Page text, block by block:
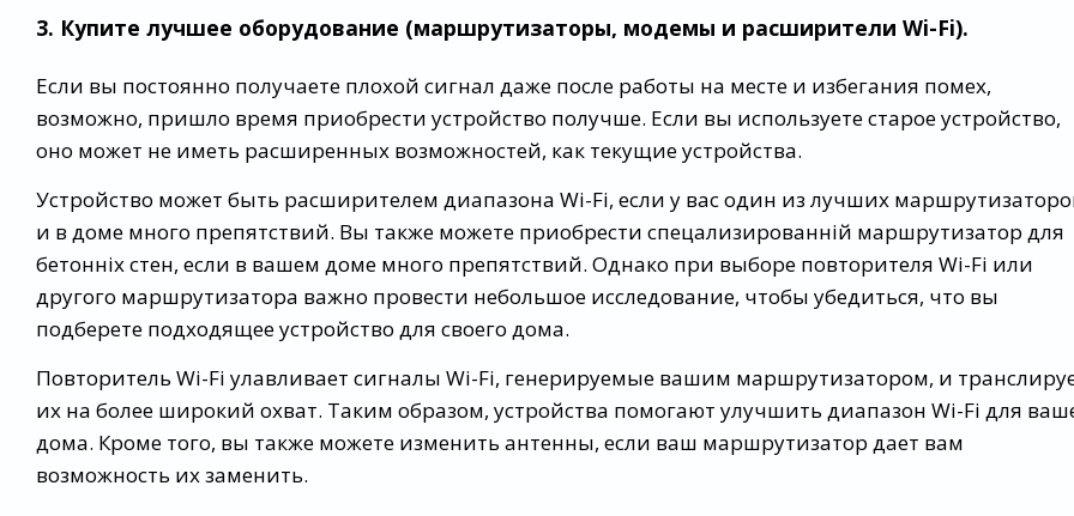
3. Купите лучшее оборудование (маршрутизаторы, модемы и расширители Wi-Fi).
Если вы постоянно получаете плохой сигнал даже после работы на месте и избегания помех,
возможно, пришло время приобрести устройство получше. Если вы используете старое устройство,
оно может не иметь расширенных возможностей, как текущие устройства.
Устройство может быть расширителем диапазона Wi-Fi, если у вас один из лучших
и в доме много препятствий. Вы также можете приобрести спецализированній маршрутизатор для
бетонніх стен, если в вашем доме много препятствий. Однако при выборе повторителя Wi-Fi или
другого маршрутизатора важно провести небольшое исследование, чтобы убедиться, что вы
подберете подходящее устройство для своего дома.
Повторитель Wi-Fi улавливает сигналы Wi-Fi, генерируемые вашим маршрутизатором, и
их на более широкий охват. Таким образом, устройства помогают улучшить диапазон Wi-Fi для
дома. Кроме того, вы также можете изменить антенны, если ваш маршрутизатор дает вам
возможность их заменить.